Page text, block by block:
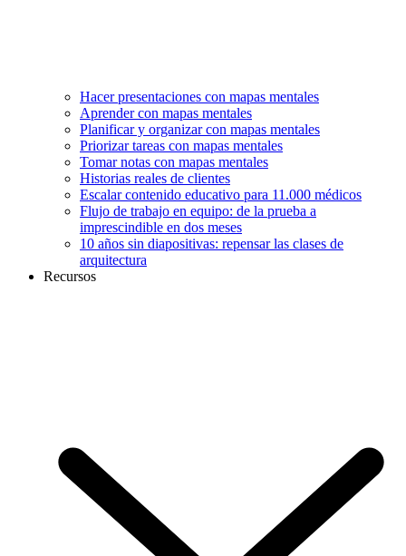
Hacer presentaciones con mapas mentales
Aprender con mapas mentales
Planificar y organizar con mapas mentales
Priorizar tareas con mapas mentales
Tomar notas con mapas mentales
Historias reales de clientes
Escalar contenido educativo para 11.000 médicos
Flujo de trabajo en equipo: de la prueba a
imprescindible en dos meses
10 años sin diapositivas: repensar las clases de
arquitectura
Recursos